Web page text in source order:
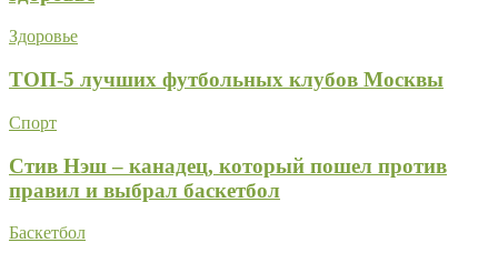
Здоровье
ТОП-5 лучших футбольных клубов Москвы
Спорт
Стив Нэш – канадец, который пошел против
правил и выбрал баскетбол
Баскетбол